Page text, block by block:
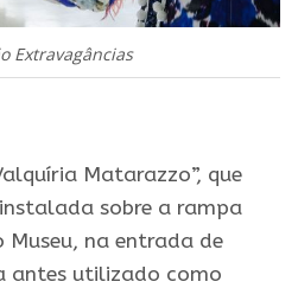
Extravagâncias
Matarazzo”, que
sobre a rampa
Museu, na entrada de
antes utilizado como